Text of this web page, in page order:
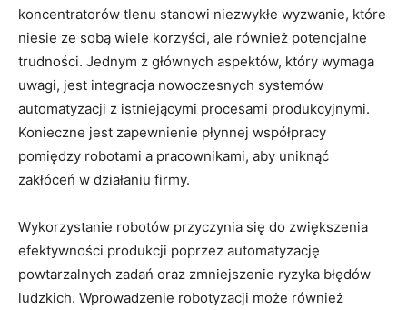
koncentratorów tlenu stanowi niezwykłe wyzwanie, które
niesie ze ​sobą‍ wiele korzyści, ale również⁤ potencjalne
trudności. Jednym z⁤ głównych aspektów, który wymaga
uwagi, ⁣jest ‌integracja nowoczesnych systemów
automatyzacji z istniejącymi procesami produkcyjnymi.
Konieczne jest zapewnienie ⁢płynnej współpracy
pomiędzy​ robotami a ‌pracownikami, aby ⁤uniknąć‍
zakłóceń w⁤ działaniu firmy.
Wykorzystanie robotów przyczynia ​się do‌ zwiększenia
efektywności produkcji poprzez automatyzację
powtarzalnych zadań oraz zmniejszenie ryzyka błędów
ludzkich. Wprowadzenie robotyzacji może również‍